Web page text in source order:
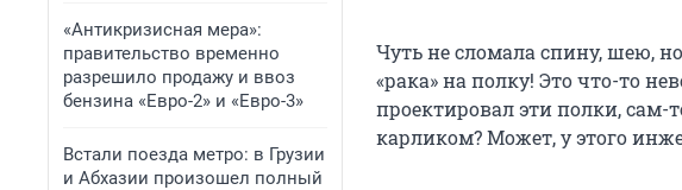
«Антикризисная мера»:
правительство временно
разрешило продажу и ввоз
бензина «Евро-2» и «Евро-3»
Встали поезда метро: в Грузии
и Абхазии произошел полный
Чуть не сломала спину, шею,
«рака» на полку! Это что-то
проектировал эти полки, сам-
карликом? Может, у этого